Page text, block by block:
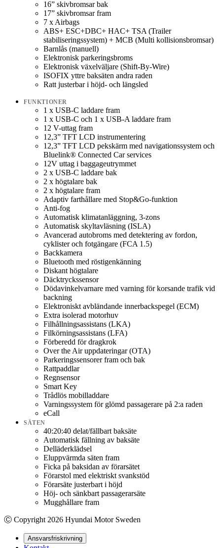
16” skivbromsar bak
17” skivbromsar fram
7 x Airbags
ABS+ ESC+DBC+ HAC+ TSA (Trailer
stabiliseringssystem) + MCB (Multi kollisionsbromsar)
Barnlås (manuell)
Elektronisk parkeringsbroms
Elektronisk växelväljare (Shift-By-Wire)
ISOFIX yttre baksäten andra raden
Ratt justerbar i höjd- och längsled
FUNKTIONER
1 x USB-C laddare fram
1 x USB-C och 1 x USB-A laddare fram
12 V-uttag fram
12,3” TFT LCD instrumentering
12,3” TFT LCD pekskärm med navigationssystem och
Bluelink® Connected Car services
12V uttag i baggageutrymmet
2 x USB-C laddare bak
2 x högtalare bak
2 x högtalare fram
Adaptiv farthållare med Stop&Go-funktion
Anti-fog
Automatisk klimatanläggning, 3-zons
Automatisk skyltavläsning (ISLA)
Avancerad autobroms med detektering av fordon,
cyklister och fotgängare (FCA 1.5)
Backkamera
Bluetooth med röstigenkänning
Diskant högtalare
Däcktryckssensor
Dödavinkelvarnare med varning för korsande trafik vid
backning
Elektroniskt avbländande innerbackspegel (ECM)
Extra isolerad motorhuv
Filhållningsassistans (LKA)
Filkörningsassistans (LFA)
Förberedd för dragkrok
Over the Air uppdateringar (OTA)
Parkeringssensorer fram och bak
Rattpaddlar
Regnsensor
Smart Key
Trådlös mobilladdare
Varningssystem för glömd passagerare på 2:a raden
eCall
SÄTEN
40:20:40 delat/fällbart baksäte
Automatisk fällning av baksäte
Delläderklädsel
Eluppvärmda säten fram
Ficka på baksidan av förarsätet
Förarstol med elektriskt svankstöd
Förarsäte justerbart i höjd
Höj- och sänkbart passagerarsäte
Mugghållare fram
Ⓒ Copyright 2026 Hyundai Motor Sweden
Ansvarsfriskrivning